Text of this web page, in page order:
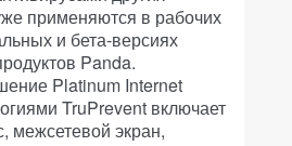
применяются в рабочих
и бета-версиях
Panda.
Platinum Internet
TruPrevent включает
межсетевой экран,